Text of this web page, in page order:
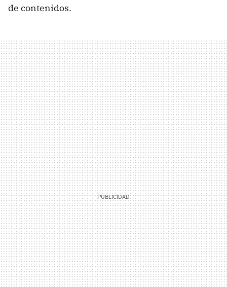
de contenidos.